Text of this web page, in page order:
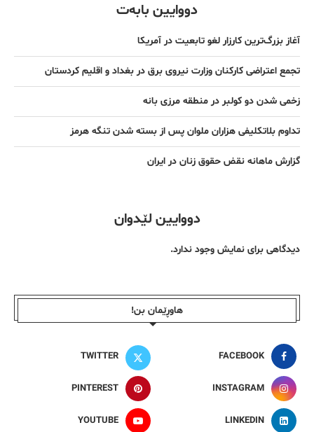
دووایین بابەت
آغاز بزرگ‌ترین کارزار لغو تابعیت در آمریکا
تجمع اعتراضی کارکنان وزارت نیروی برق در بغداد و اقلیم کردستان
زخمی شدن دو کولبر در منطقه مرزی بانه
تداوم بلاتکلیفی هزاران ملوان پس از بسته شدن تنگه هرمز
گزارش ماهانه نقض حقوق زنان در ایران
دووایین لێدوان
دیدگاهی برای نمایش وجود ندارد.
هاوڕێمان بن!
FACEBOOK
TWITTER
INSTAGRAM
PINTEREST
LINKEDIN
YOUTUBE